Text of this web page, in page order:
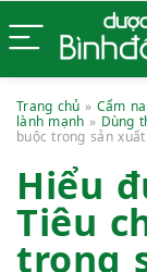
Trang chủ » Cẩm
lành mạnh » Dùng
buộc trong sản xuất
Hiểu
Tiêu
trong